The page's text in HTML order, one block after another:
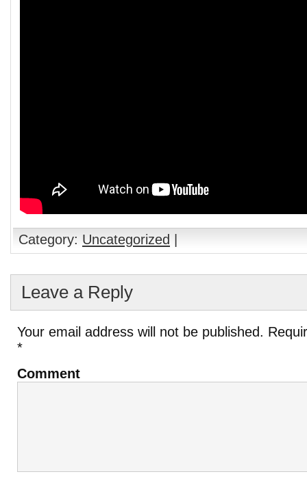
Category: Uncategorized
Leave a Reply
Your email address will not be published.
*
Comment